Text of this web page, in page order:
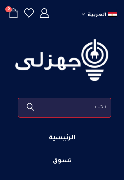
العربية
0
الرئيسية
تسوق